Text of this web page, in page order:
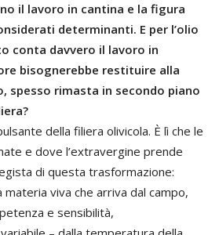
il lavoro in cantina e la figura
determinanti. E per l’olio
conta davvero il lavoro in
bisognerebbe restituire alla
spesso rimasta in secondo piano
della filiera olivicola. È lì che le
e dove l’extravergine prende
di questa trasformazione:
viva che arriva dal campo,
e sensibilità,